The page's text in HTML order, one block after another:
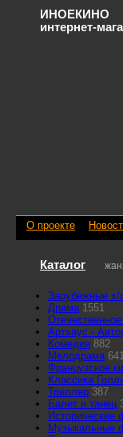
Каталог
Зарубежные
Драма 1551
Артхаус -
Комедия 882
Мелодрама
Французское
Классика
Триллер 387
Балет и танец
Музыкальные
О проекте
ИНОЕКИНО
интернет-